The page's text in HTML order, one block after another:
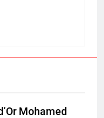
Mohamed